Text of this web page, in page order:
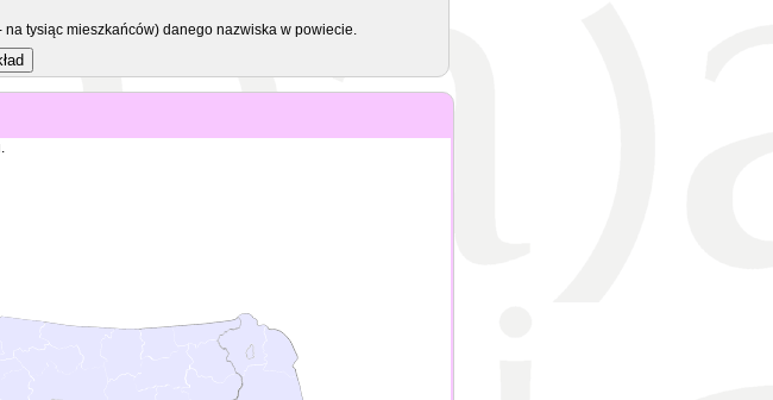
tysiąc mieszkańców) danego nazwiska w powiecie.